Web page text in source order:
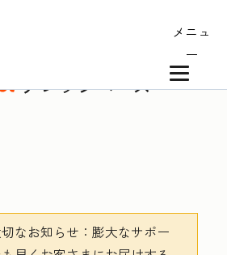
メニュ
ー
ナレッジベース
なお知らせ ：膨大なサポー